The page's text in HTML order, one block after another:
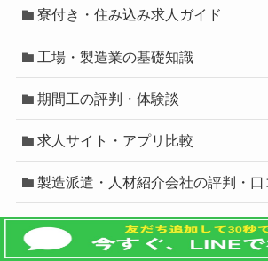
寮付き・住み込み求人ガイド
工場・製造業の基礎知識
期間工の評判・体験談
求人サイト・アプリ比較
製造派遣・人材紹介会社の評判・口
追従バナー